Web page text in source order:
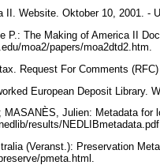
II. Website. Oktober 10, 2001. -
P.: The Making of America II
moa2/papers/moa2dtd2.htm.
Request For Comments
European Deposit Library.
MASANÈS, Julien: Metadata for
results/
(Veranst.): Preservation
pmeta.html.